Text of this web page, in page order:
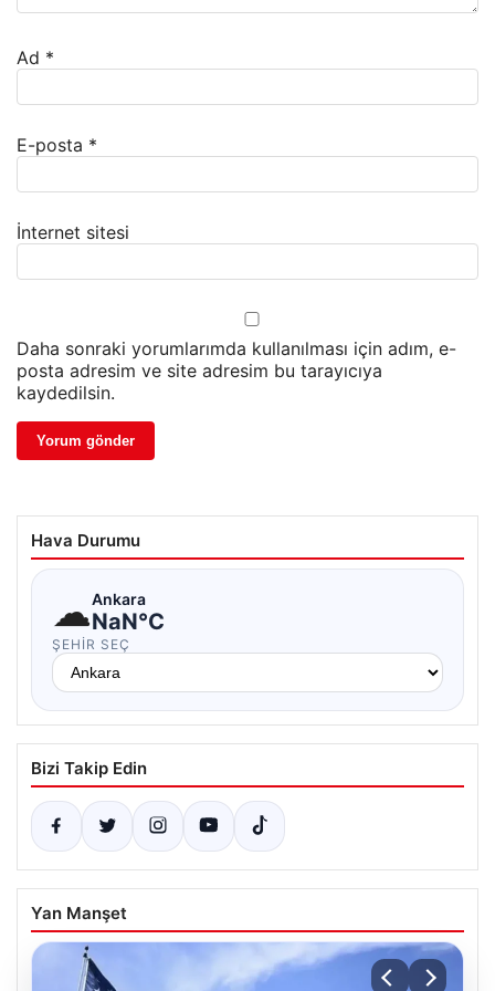
Ad *
E-posta *
İnternet sitesi
Daha sonraki yorumlarımda kullanılması için adım, e-
posta adresim ve site adresim bu tarayıcıya
kaydedilsin.
Hava Durumu
☁Ankara
NaN°C
ŞEHIR SEÇ
Bizi Takip Edin
Yan Manşet